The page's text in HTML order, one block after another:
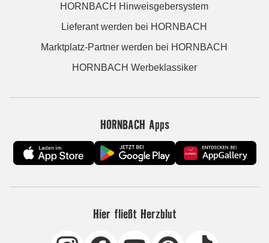
HORNBACH Hinweisgebersystem
Lieferant werden bei HORNBACH
Marktplatz-Partner werden bei HORNBACH
HORNBACH Werbeklassiker
HORNBACH Apps
Hier fließt Herzblut